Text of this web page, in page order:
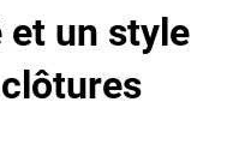
et un style